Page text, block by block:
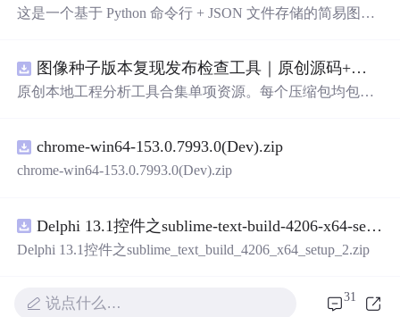
探测器（PD）、光栅耦合器（GC）或边缘耦合器（E
合器（GC）或边缘耦合器（EC）。
这是一个基于 Python 命令行 + JSON 文件存储的简易图书
添加、删除、修改、搜索（按书名/作者/ISBN），每本书
记录馆藏总数和当前可借数量。 学生管理：支持学生信息
过借阅上限、是否重复借阅；还书时自动判断是否逾期
（期限 30 天）；支持查看全部借阅记录、逾期记录和某人
→ 业务层 → 界面层），职责清晰，易于扩展或替换（比
如把 JSON 换成数据库只需改 storage.py）；数据保存在本
地 data/ 目录的 JSON 文件中，关闭程序数据不丢失
图像种子版本复现发布检查工具｜原创源码+测试+离线报告
原创本地工程分析工具合集单项资源。每个压缩包均包含
行效果图、README、运行说明、功能清单、MIT License
及原创授权声明。Node.js 18+ 可直接运行，零第三方运行
chrome-win64-153.0.7993.0(Dev).zip
chrome-win64-153.0.7993.0(Dev).zip
Delphi 13.1控件之sublime-text-build-4206-x64-setup-2.zip
Delphi 13.1控件之sublime_text_build_4206_x64_setup_2.zip
说点什么… 31